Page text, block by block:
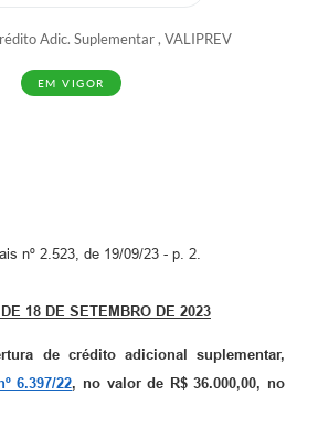
Valinhos
Adic. Suplementar , VALIPREV
EM VIGOR
nº 2.523, de 19/09/23 - p. 2.
18 DE SETEMBRO DE 2023
de crédito adicional suplementar,
6.397/22, no valor de R$ 36.000,00, no